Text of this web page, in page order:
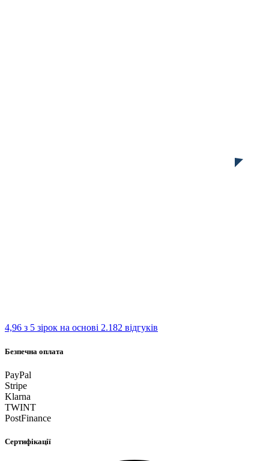
4,96 з 5 зірок на основі 2.182 відгуків
Безпечна оплата
PayPal
Stripe
Klarna
TWINT
PostFinance
Сертифікації